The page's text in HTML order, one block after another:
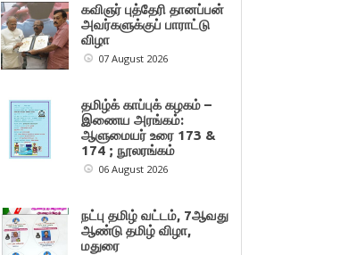
கவிஞர் புத்தேரி தானப்பன்
அவர்களுக்குப் பாராட்டு
விழா
07 August 2026
தமிழ்க் காப்புக் கழகம் –
இணைய அரங்கம்:
ஆளுமையர் உரை 173 &
174 ; நூலரங்கம்
06 August 2026
நட்பு தமிழ் வட்டம், 7ஆவது
ஆண்டு தமிழ் விழா,
மதுரை